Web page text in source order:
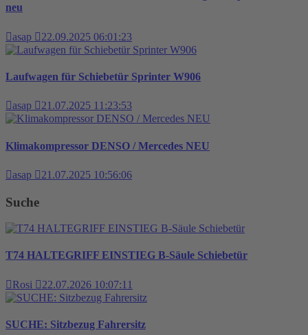
neu
asap 22.09.2025 06:01:23
Laufwagen für Schiebetür Sprinter W906
asap 21.07.2025 11:23:53
Klimakompressor DENSO / Mercedes NEU
asap 21.07.2025 10:56:06
Suche
T74 HALTEGRIFF EINSTIEG B-Säule Schiebetür
Rosi 22.07.2026 10:07:11
SUCHE: Sitzbezug Fahrersitz